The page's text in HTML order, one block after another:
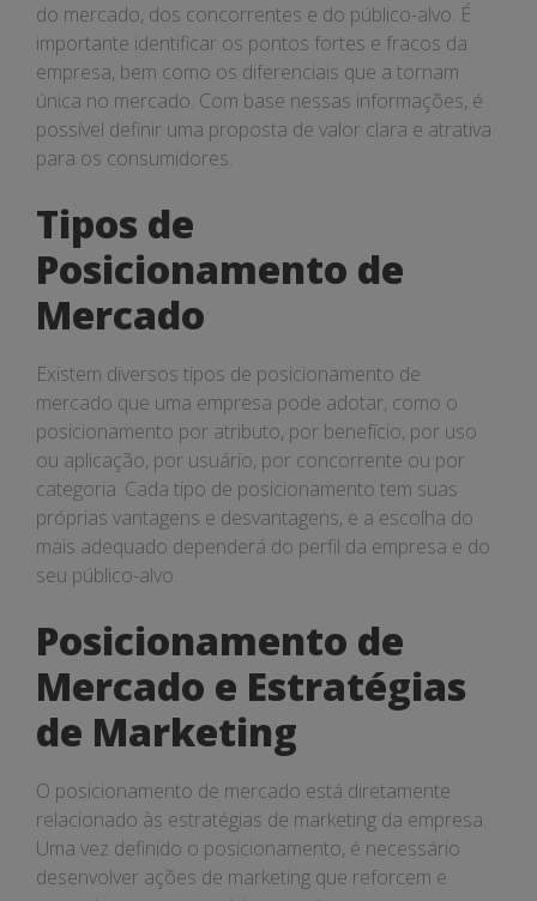
do mercado, dos concorrentes e do público-alvo. É
importante identificar os pontos fortes e fracos da
empresa, bem como os diferenciais que a tornam
única no mercado. Com base nessas informações, é
possível definir uma proposta de valor clara e atrativa
para os consumidores.
Tipos de
Posicionamento de
Mercado
Existem diversos tipos de posicionamento de
mercado que uma empresa pode adotar, como o
posicionamento por atributo, por benefício, por uso
ou aplicação, por usuário, por concorrente ou por
categoria. Cada tipo de posicionamento tem suas
próprias vantagens e desvantagens, e a escolha do
mais adequado dependerá do perfil da empresa e do
seu público-alvo.
Posicionamento de
Mercado e Estratégias
de Marketing
O posicionamento de mercado está diretamente
relacionado às estratégias de marketing da empresa.
Uma vez definido o posicionamento, é necessário
desenvolver ações de marketing que reforcem e